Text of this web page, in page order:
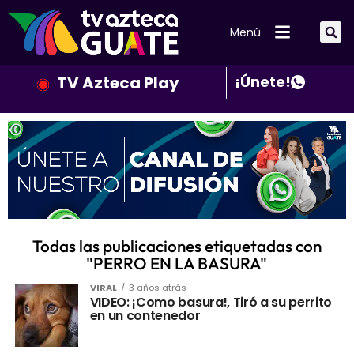
Menú
TV Azteca Play ¡Únete!
Todas las publicaciones etiquetadas con
"PERRO EN LA BASURA"
VIRAL 3 años atrás
VIDEO: ¡Como basura!, Tiró a su perrito
en un contenedor